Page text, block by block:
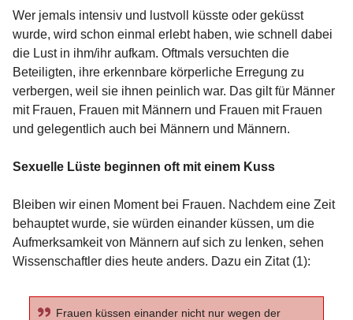
Wer jemals intensiv und lustvoll küsste oder geküsst
wurde, wird schon einmal erlebt haben, wie schnell dabei
die Lust in ihm/ihr aufkam. Oftmals versuchten die
Beteiligten, ihre erkennbare körperliche Erregung zu
verbergen, weil sie ihnen peinlich war. Das gilt für Männer
mit Frauen, Frauen mit Männern und Frauen mit Frauen
und gelegentlich auch bei Männern und Männern.
Sexuelle Lüste beginnen oft mit einem Kuss
Bleiben wir einen Moment bei Frauen. Nachdem eine Zeit
behauptet wurde, sie würden einander küssen, um die
Aufmerksamkeit von Männern auf sich zu lenken, sehen
Wissenschaftler dies heute anders. Dazu ein Zitat (1):
Frauen küssen einander nicht nur wegen der